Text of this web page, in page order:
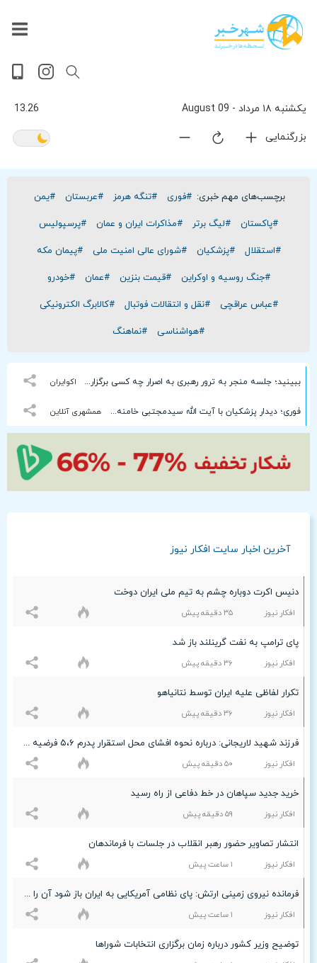
یکشنبه ۱۸ مرداد - 09 August 13.26
بزرگنمایی
پربیننده‌ترین
اخبار
آخرین
اخبار
پخش
داغ
ترین
سیاسی
ورزشی
اقتصادی
حوادث
گوناگون
تصویری
سلامت
جهان
فرهنگی
ویدیویی
بازار
برچسب‌های مهم خبری: #فوری #تنگه هرمز #عربستان #یمن
#پاکستان #لیگ برتر #مذاکرات ایران و عمان #پرسپولیس
#استقلال #پزشکیان #شورای عالی امنیت ملی #پیمان مکه
#جنگ روسیه و اوکراین #قیمت بنزین #عمان #خودرو
#عباس عراقچی #نقل و انتقالات فوتبال #کالابرگ الکترونیکی
#هواشناسی #نماهنگ
اکوایران ببینید؛ جلسه منجر به ترور رهبری به اصرار چه کسی برگزار شد؟
همشهری آنلاین فوری؛ دیدار پزشکیان با آیت الله سیدمجتبی خامنه ای + جزئیات
آخرین اخبار سایت افکار نیوز
دنیس اکرت دوباره چشم به تیم ملی ایران دوخت
افکار نیوز ٣۵ دقيقه پيش
پای ترامپ به نفت گرینلند باز شد
افکار نیوز ٣۶ دقيقه پيش
تکرار لفاظی علیه ایران توسط نتانیاهو
افکار نیوز ٣۶ دقيقه پيش
فرزند شهید لاریجانی: درباره نحوه افشای محل استقرار پدرم ۵،۶ فرضیه مطرح است
افکار نیوز ۵۰ دقيقه پيش
خرید جدید سپاهان در خط دفاعی از راه رسید
افکار نیوز ۵٩ دقيقه پيش
انتشار تصاویر حضور رهبر انقلاب در جلسات با فرماندهان
افکار نیوز ۱ ساعت پيش
فرمانده نیروی زمینی ارتش: پای نظامی آمریکایی به ایران باز شود آن را قطع می‌کنیم
افکار نیوز ۱ ساعت پيش
توضیح وزیر کشور درباره زمان برگزاری انتخابات شوراها